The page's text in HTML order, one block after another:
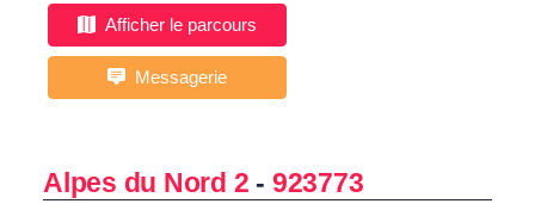
Afficher le parcours
Messagerie
Alpes du Nord 2 - 923773